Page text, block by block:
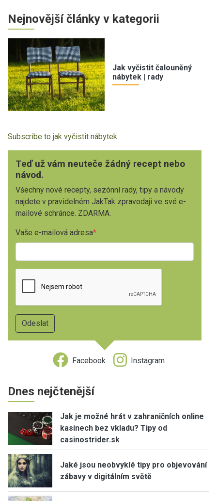
Nejnovější články v kategorii
Jak vyčistit čalouněný
nábytek | rady
Subscribe to jak vyčistit nábytek
Teď už vám neuteče žádný recept nebo
návod.
Všechny nové recepty, sezónní rady, tipy a návody
najdete v pravidelném JakTak zpravodaji ve své e-
mailové schránce. ZDARMA.
Vaše e-mailová adresa
Facebook Instagram
Dnes nejčtenější
Jak je možné hrát v zahraničních online
kasinech bez vkladu? Tipy od
casinostrider.sk
Jaké jsou neobvyklé tipy pro objevování
zábavy v digitálním světě